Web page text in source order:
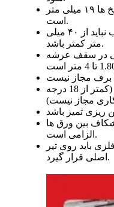
حداکثر قطر مجاز برای گل میخ ها ۱۹ میلی متر
است.
ارتفاع نهایی هر گل میخ پس از نصب نباید از ۴۰ میلی
متر کمتر باشد.
در سقف عرشه
دمای فلز پایه باید استاندارد باشد. (کمتر از 18 درجه
مجاز نیست)
بین ورق ها
الزامی است.
باید روی تیر
اصلی قرار گیرد.